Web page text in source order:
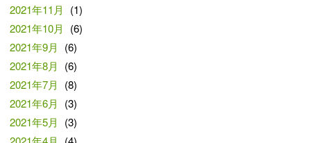
2021年11月
(1)
2021年10月
(6)
2021年9月
(6)
2021年8月
(6)
2021年7月
(8)
2021年6月
(3)
2021年5月
(3)